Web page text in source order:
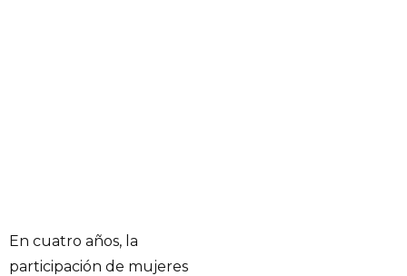
En cuatro años, la
participación de mujeres